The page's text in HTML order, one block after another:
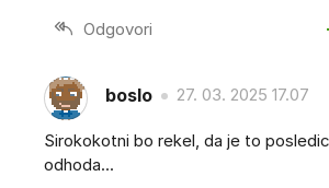
Odgovori
boslo 27. 03. 2025 17.07
Sirokokotni bo rekel, da je to
odhoda...